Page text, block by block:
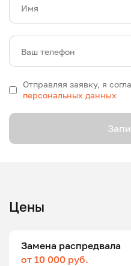
Имя
Ваш телефон
Отправляя заявку, я
персональных данных
Цены
Замена распредвала
от 10 000 руб.